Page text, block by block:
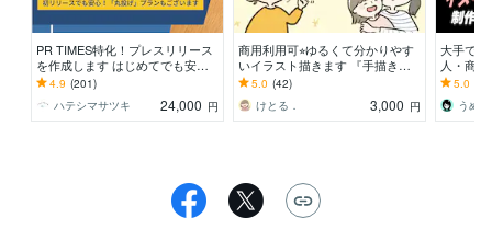
PR TIMES特化！プレスリリース
を作成します はじめてでも安
心！設定サポートも可能です！
4.9 (201)
ハテシマサツキ
24,000 円
商用利用可⭐︎ゆるくて分かりやす
いイラスト描きます 『手描き風⭐︎
かわいいシンプルイラスト！』
5.0 (42)
けとる．
3,000 円
大手で
人・商
だけで
にします
5.0
うめ香